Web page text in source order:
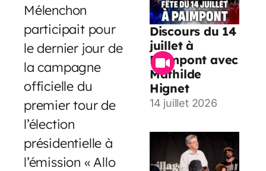
Mélenchon
participait pour
le dernier jour de
la campagne
officielle du
premier tour de
l’élection
présidentielle à
l’émission « Allo
Discours du 14
juillet à
Paimpont avec
Mathilde
Hignet
14 juillet 2026